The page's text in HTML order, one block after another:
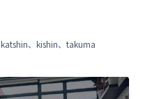
katshin、kishin、takuma